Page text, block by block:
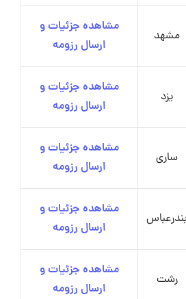
مشهد
مشاهده جزئیات و
ارسال رزومه
یزد
مشاهده جزئیات و
ارسال رزومه
ساری
مشاهده جزئیات و
ارسال رزومه
بندرعباس
مشاهده جزئیات و
ارسال رزومه
رشت
مشاهده جزئیات و
ارسال رزومه